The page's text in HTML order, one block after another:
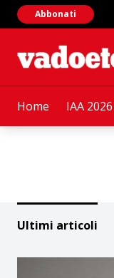
Home IAA 2026
Abbonati
Ultimi articoli